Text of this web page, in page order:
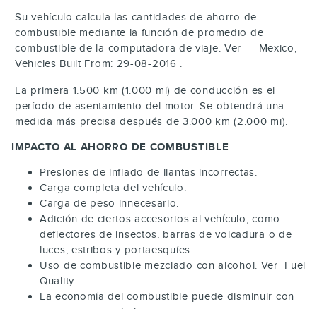
Su vehículo calcula las cantidades de ahorro de
combustible mediante la función de promedio de
combustible de la computadora de viaje. Ver - Mexico,
Vehicles Built From: 29-08-2016 .
La primera 1.500 km (1.000 mi) de conducción es el
período de asentamiento del motor. Se obtendrá una
medida más precisa después de 3.000 km (2.000 mi).
IMPACTO AL AHORRO DE COMBUSTIBLE
Presiones de inflado de llantas incorrectas.
Carga completa del vehículo.
Carga de peso innecesario.
Adición de ciertos accesorios al vehículo, como
deflectores de insectos, barras de volcadura o de
luces, estribos y portaesquíes.
Uso de combustible mezclado con alcohol. Ver Fuel
Quality .
La economía del combustible puede disminuir con